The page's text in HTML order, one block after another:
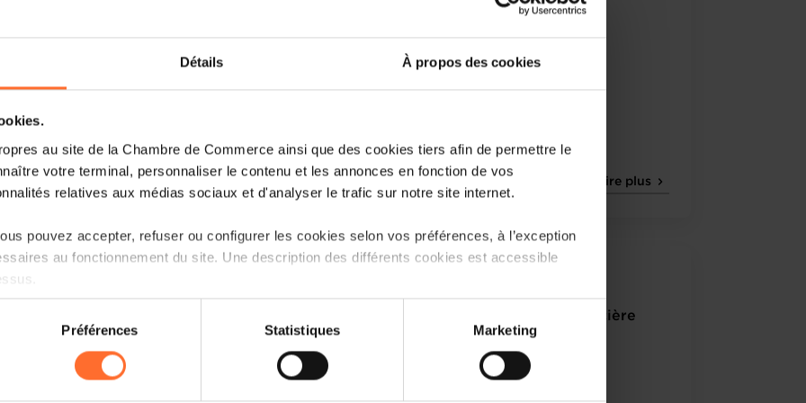
Détails À propos des cookies
au site de la Chambre de Commerce ainsi que des cookies tiers afin de permettre le
votre terminal, personnaliser le contenu et les annonces en fonction de vos
relatives aux médias sociaux et d'analyser le trafic sur notre site internet.
pouvez accepter, refuser ou configurer les cookies selon vos préférences, à l’exception
au fonctionnement du site. Une description des différents cookies est accessible
sur le site et certaines fonctionnalités (ex : lecture de vidéos, partage sur les réseaux
de lecture vidéo, personnalisation de l’affichage du site) peuvent être affectées en
ou des cookies non nécessaires.
Préférences Statistiques Marketing
Lire plus
déterminant les services de
communications électroniques et
les services postaux ainsi que la
Contrats de garantie financière